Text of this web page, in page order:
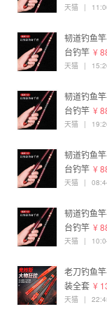
天猫 |
韧道钓鱼
台钓竿 ¥
天猫 |
韧道钓鱼
台钓竿 ¥
天猫 |
韧道钓鱼
台钓竿 ¥
天猫 |
韧道钓鱼
台钓竿 ¥
天猫 |
老刀钓鱼
装全套 ¥
天猫 |